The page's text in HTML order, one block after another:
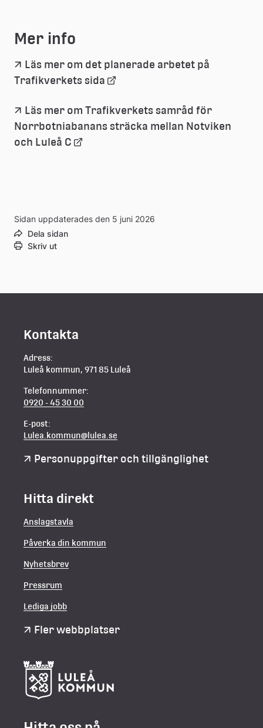
Mer info
Läs mer om det planerade arbetet på
Trafikverkets sida Länk
till
Läs mer om Trafikverkets samråd för
Norrbotniabanans sträcka mellan Notviken
och Luleå C Länk
webbplats
Sidan uppdaterades den 5 juni 2026
Dela sidan
Skriv ut
Kontakta
Adress:
Luleå kommun, 971 85 Luleå
Telefonnummer:
0920 - 45 30 00
E-post:
Lulea.kommun@lulea.se
Personuppgifter och tillgänglighet
Hitta direkt
Anslagstavla
Påverka din kommun
Nyhetsbrev
Pressrum
Lediga jobb
Fler webbplatser